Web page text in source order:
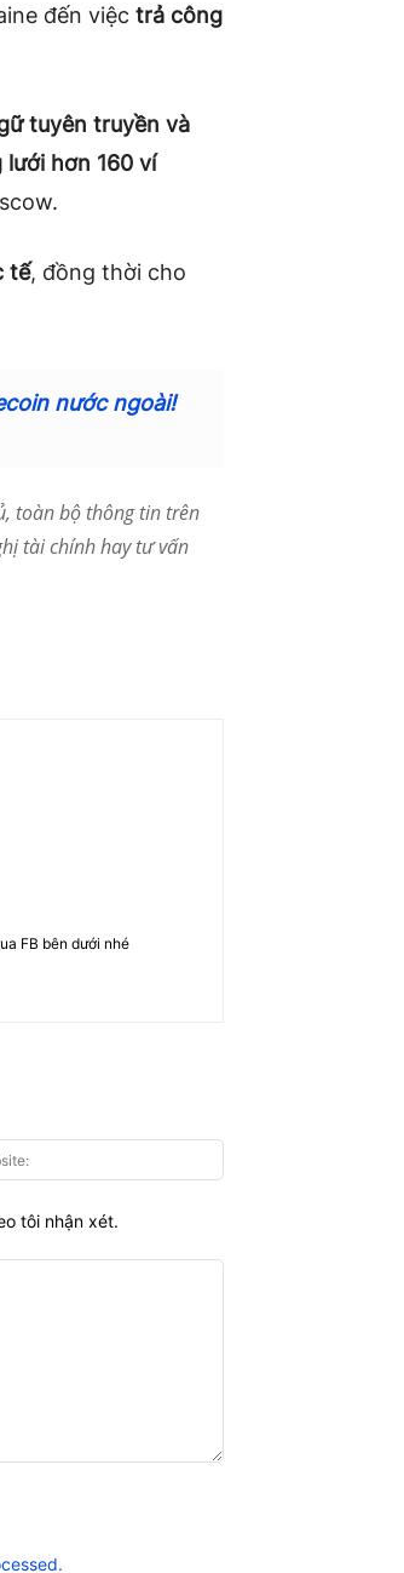
đến việc trả công
tuyên truyền và
lưới hơn 160 ví
tế, đồng thời cho
nước ngoài!
toàn bộ thông tin trên
tài chính hay tư vấn
FB bên dưới nhé
tôi nhận xét.